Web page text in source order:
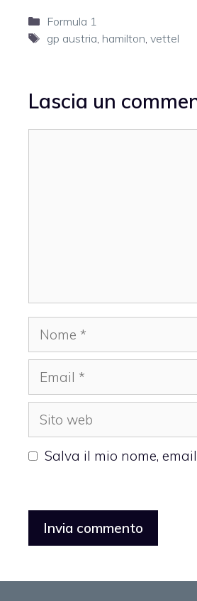
Categorie
Formula 1
Tag
gp austria, hamilton, vettel
Lascia un
Nome
Email
Sito
web
Salva il mio nome,